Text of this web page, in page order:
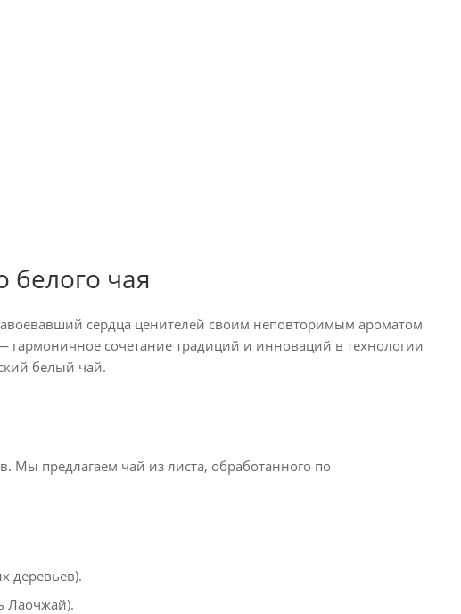
белого чая
сердца ценителей своим неповторимым ароматом
сочетание традиций и инноваций в технологии
белый чай.
Мы предлагаем чай из листа, обработанного по
деревьев).
Лаочжай).